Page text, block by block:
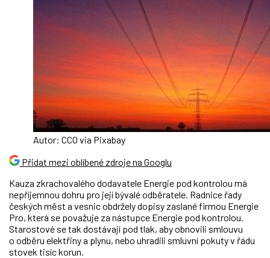
Autor: CC0 via Pixabay
Přidat mezi oblíbené zdroje na Googlu
Kauza zkrachovalého dodavatele Energie pod kontrolou má
nepříjemnou dohru pro její bývalé odběratele. Radnice řady
českých měst a vesnic obdržely dopisy zaslané firmou Energie
Pro, která se považuje za nástupce Energie pod kontrolou.
Starostové se tak dostávají pod tlak, aby obnovili smlouvu
o odběru elektřiny a plynu, nebo uhradili smluvní pokuty v řádu
stovek tisíc korun.